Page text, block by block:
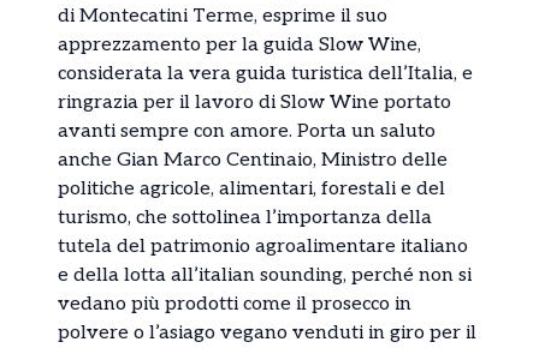
di Montecatini Terme, esprime il suo
apprezzamento per la guida Slow Wine,
considerata la vera guida turistica dell’Italia, e
ringrazia per il lavoro di Slow Wine portato
avanti sempre con amore. Porta un saluto
anche Gian Marco Centinaio, Ministro delle
politiche agricole, alimentari, forestali e del
turismo, che sottolinea l’importanza della
tutela del patrimonio agroalimentare italiano
e della lotta all’italian sounding, perché non si
vedano più prodotti come il prosecco in
polvere o l’asiago vegano venduti in giro per il